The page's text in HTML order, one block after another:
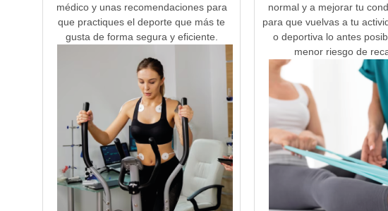
médico y unas recomendaciones para
que practiques el deporte que más te
gusta de forma segura y eficiente.
normal y a mejorar tu
para que vuelvas a tu
o deportiva lo antes
menor riesgo de